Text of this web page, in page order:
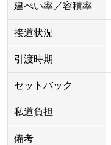
建ぺい率／容積率
接道状況
引渡時期
セットバック
私道負担
備考